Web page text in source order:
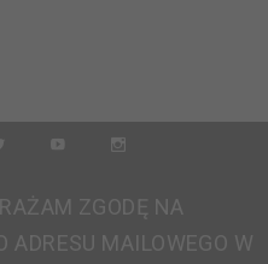
ZGODĘ NA
ADRESU MAILOWEGO W